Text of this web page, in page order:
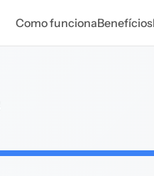
Como funcionaBenefícios